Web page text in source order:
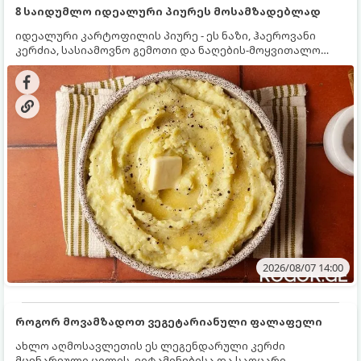
8 საიდუმლო იდეალური პიურეს მოსამზადებლად
იდეალური კარტოფილის პიურე - ეს ნაზი, ჰაეროვანი
კერძია, სასიამოვნო გემოთი და ნაღების-მოყვითალო
ფერით. მისი მომზადება ძალიან მარტივია, მაგრამ
არსებობს რამდენიმე საიდუმლო, რომლებიც უნდა
იცოდეთ, რომ პიურე იდეალურად გემრიელი გამოვიდეს.
2026/08/07 14:00
როგორ მოვამზადოთ ვეგეტარიანული ფალაფელი
ახლო აღმოსავლეთის ეს ლეგენდარული კერძი